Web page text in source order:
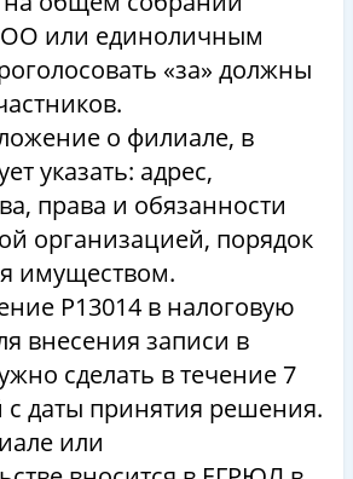
или единоличным
«за» должны
о филиале, в
указать: адрес,
права и обязанности
организацией, порядок
имуществом.
Р13014 в налоговую
внесения записи в
сделать в течение 7
с даты принятия решения.
или